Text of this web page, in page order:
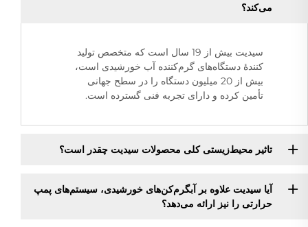
می‌کند؟
سیدیت بیش از 19 سال است که متخصص تولید
کنندۀ دستگاه‌های گرم‌کننده آب خورشیدی است،
بیش از 20 میلیون دستگاه را در سطح جهانی
تأمین کرده و دارای تجربه فنی گسترده است.
تاثیر محیط‌زیستی کلی محصولات سیدیت چقدر است؟
آیا سیدیت علاوه بر آبگرم‌کن‌های خورشیدی، سیستم‌های پمپ
حرارتی را نیز ارائه می‌دهد؟